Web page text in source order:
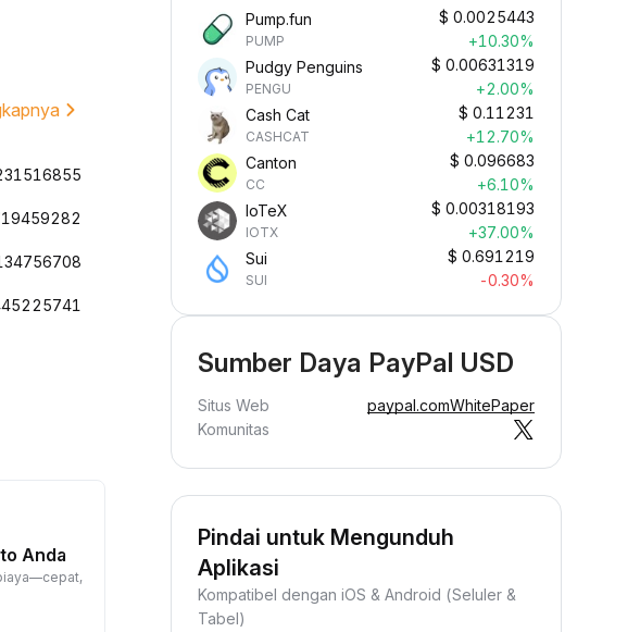
Anda
Dapatkan Kripto secara
Dapatkan hadiah pasif—cukup
depositkan dana Anda dan saksikan
Pump.fun
PUMP
$ 0.0025443
+10.30%
Pudgy Penguins
PENGU
$ 0.00631319
+2.00%
Cash Cat
CASHCAT
$ 0.11231
+12.70%
Canton
CC
$ 0.096683
+6.10%
IoTeX
IOTX
$ 0.00318193
+37.00%
Sui
SUI
$ 0.691219
-0.30%
Sumber Daya PayPal USD
Situs Web paypal.comWhitePaper
Komunitas
Pindai untuk Mengunduh
Aplikasi
Kompatibel dengan iOS & Android (Seluler &
Tabel)